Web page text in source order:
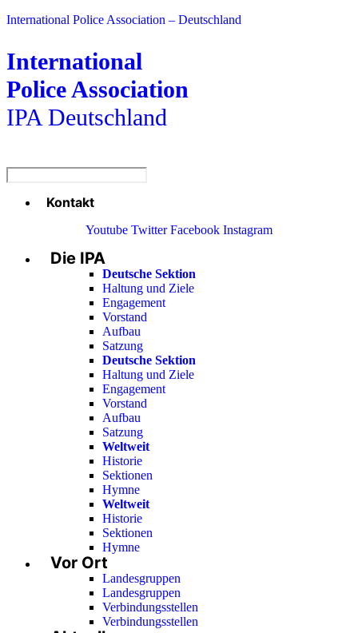
International Police Association – Deutschland
International
Police Association
IPA Deutschland
Menü Kontakt
Youtube Twitter Facebook Instagram
Menu
Die IPA
Deutsche Sektion
Haltung und Ziele
Engagement
Vorstand
Aufbau
Satzung
Deutsche Sektion
Haltung und Ziele
Engagement
Vorstand
Aufbau
Satzung
Weltweit
Historie
Sektionen
Hymne
Weltweit
Historie
Sektionen
Hymne
Vor Ort
Landesgruppen
Landesgruppen
Verbindungsstellen
Verbindungsstellen